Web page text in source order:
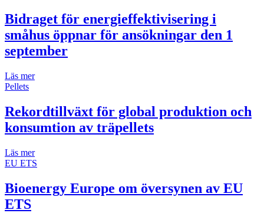
Bidraget för energieffektivisering i
småhus öppnar för ansökningar den 1
september
Läs mer
Pellets
Rekordtillväxt för global produktion och
konsumtion av träpellets
Läs mer
EU ETS
Bioenergy Europe om översynen av EU
ETS